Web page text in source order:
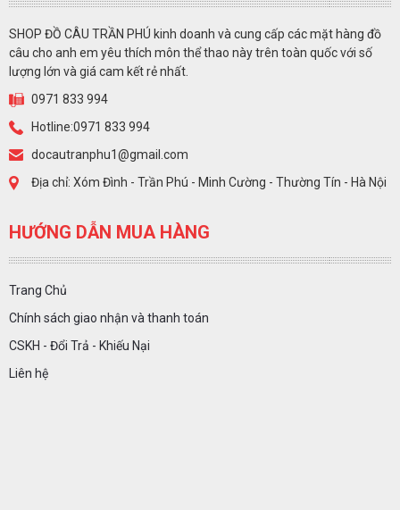
SHOP ĐỒ CÂU TRẦN PHÚ kinh doanh và cung cấp các mặt hàng đồ
câu cho anh em yêu thích môn thể thao này trên toàn quốc với số
lượng lớn và giá cam kết rẻ nhất.
0971 833 994
Hotline:0971 833 994
docautranphu1@gmail.com
Địa chỉ: Xóm Đình - Trần Phú - Minh Cường - Thường Tín - Hà Nội
HƯỚNG DẪN MUA HÀNG
Trang Chủ
Chính sách giao nhận và thanh toán
CSKH - Đổi Trả - Khiếu Nại
Liên hệ